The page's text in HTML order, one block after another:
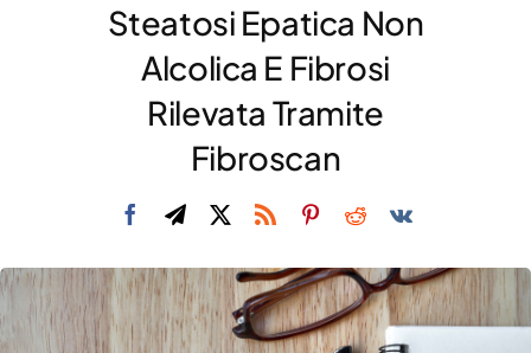
DIVULGAZIONE
RETE CENTRI
AREA SOCI
Steatosi Epatica Non
Alcolica E Fibrosi
Rilevata Tramite
Fibroscan